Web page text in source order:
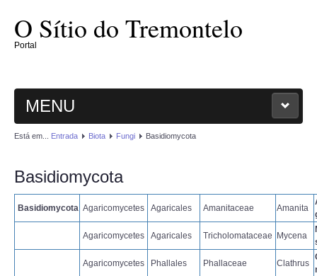
O Sítio do Tremontelo
Portal
MENU
ENTRADA
O SÍTIO
PLANTAE
MAGNOLIOPHYTAE
Está em... Entrada Biota Fungi Basidiomycota
Basidiomycota
Basidiomycota Agaricomycetes Agaricales Amanitaceae Amanita
Agaricomycetes Agaricales Tricholomataceae Mycena
Agaricomycetes Phallales Phallaceae Clathrus